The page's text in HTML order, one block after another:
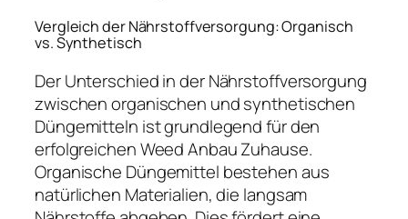
Vergleich der Nährstoffversorgung: Organisch
vs. Synthetisch
Der Unterschied in der Nährstoffversorgung
zwischen organischen und synthetischen
Düngemitteln ist grundlegend für den
erfolgreichen Weed Anbau Zuhause.
Organische Düngemittel bestehen aus
natürlichen Materialien, die langsam